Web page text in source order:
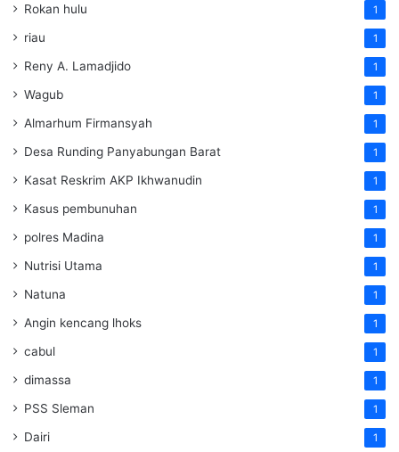
Rokan hulu 1
riau 1
Reny A. Lamadjido 1
Wagub 1
Almarhum Firmansyah 1
Desa Runding Panyabungan Barat 1
Kasat Reskrim AKP Ikhwanudin 1
Kasus pembunuhan 1
polres Madina 1
Nutrisi Utama 1
Natuna 1
Angin kencang lhoks 1
cabul 1
dimassa 1
PSS Sleman 1
Dairi 1